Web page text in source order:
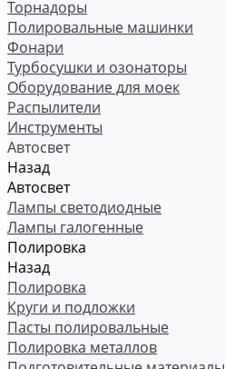
Торнадоры
Полировальные машинки
Фонари
Турбосушки и озонаторы
Оборудование для моек
Распылители
Инструменты
Автосвет
Назад
Автосвет
Лампы светодиодные
Лампы галогенные
Полировка
Назад
Полировка
Круги и подложки
Пасты полировальные
Полировка металлов